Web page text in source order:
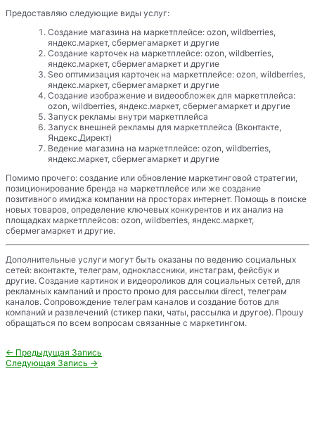
Предоставляю следующие виды услуг:
Создание магазина на маркетплейсе: ozon, wildberries,
яндекс.маркет, сбермегамаркет и другие
Создание карточек на маркетплейсе: ozon, wildberries,
яндекс.маркет, сбермегамаркет и другие
Seo оптимизация карточек на маркетплейсе: ozon, wildberries,
яндекс.маркет, сбермегамаркет и другие
Создание изображение и видеообложек для маркетплейса:
ozon, wildberries, яндекс.маркет, сбермегамаркет и другие
Запуск рекламы внутри маркетплейса
Запуск внешней рекламы для маркетплейса (Вконтакте,
Яндекс.Директ)
Ведение магазина на маркетплейсе: ozon, wildberries,
яндекс.маркет, сбермегамаркет и другие
Помимо прочего: создание или обновление маркетинговой стратегии,
позиционирование бренда на маркетплейсе или же создание
позитивного имиджа компании на просторах интернет. Помощь в поиске
новых товаров, определение ключевых конкурентов и их анализ на
площадках маркетплейсов: ozon, wildberries, яндекс.маркет,
сбермегамаркет и другие.
Дополнительные услуги могут быть оказаны по ведению социальных
сетей: вконтакте, телеграм, одноклассники, инстаграм, фейсбук и
другие. Создание картинок и видеороликов для социальных сетей, для
рекламных кампаний и просто промо для рассылки direct, телеграм
каналов. Сопровождение телеграм каналов и создание ботов для
компаний и развлечений (стикер паки, чаты, рассылка и другое). Прошу
обращаться по всем вопросам связанные с маркетингом.
Навигация
по
← Предыдущая Запись
Следующая Запись →